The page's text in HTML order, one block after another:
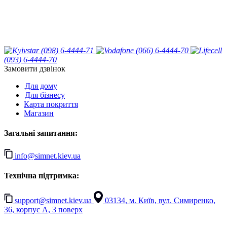
(098) 6-4444-71
(066) 6-4444-70
(093) 6-4444-70
Замовити дзвінок
Для дому
Для бізнесу
Карта покриття
Магазин
Загальні запитання:
info@simnet.kiev.ua
Технічна підтримка:
support@simnet.kiev.ua
03134, м. Київ, вул. Симиренко,
36, корпус А, 3 поверх